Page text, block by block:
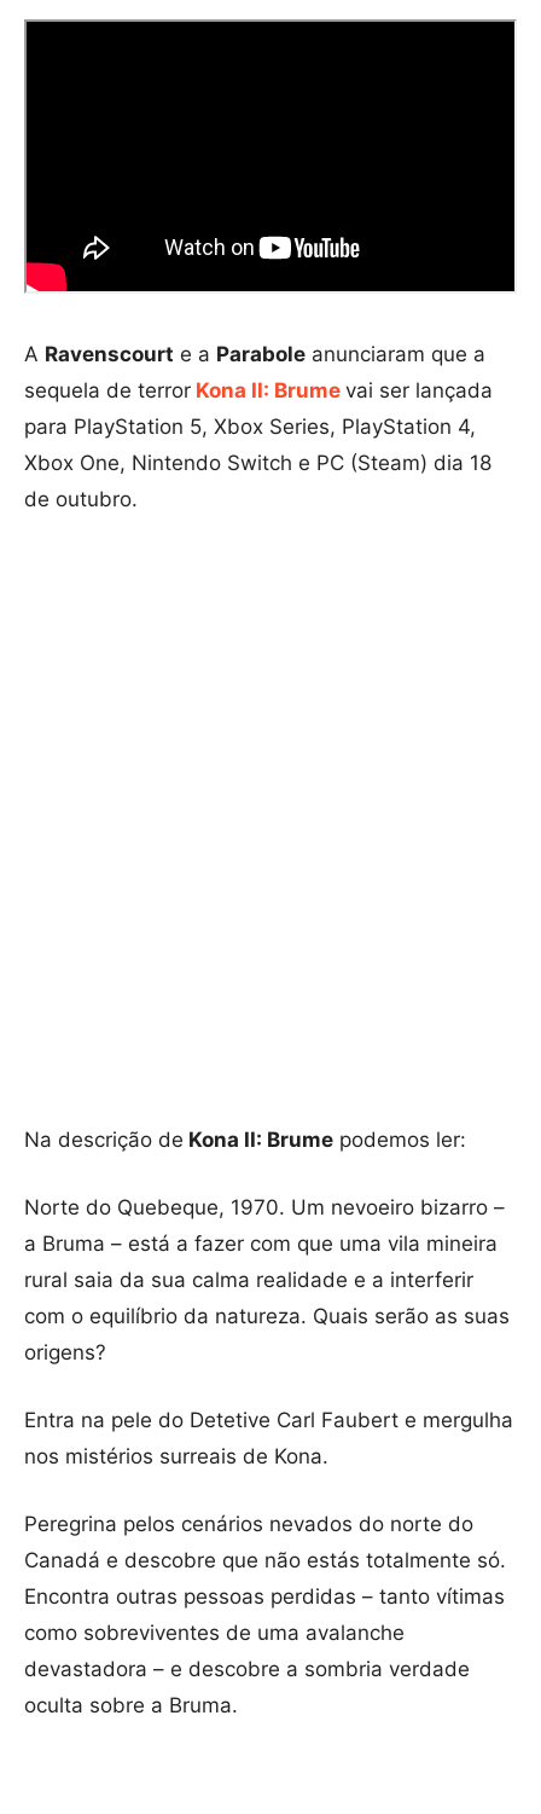
A Ravenscourt e a Parabole anunciaram que a
sequela de terror Kona II: Brume vai ser lançada
para PlayStation 5, Xbox Series, PlayStation 4,
Xbox One, Nintendo Switch e PC (Steam) dia 18
de outubro.
Na descrição de Kona II: Brume podemos ler:
Norte do Quebeque, 1970. Um nevoeiro bizarro –
a Bruma – está a fazer com que uma vila mineira
rural saia da sua calma realidade e a interferir
com o equilíbrio da natureza. Quais serão as suas
origens?
Entra na pele do Detetive Carl Faubert e mergulha
nos mistérios surreais de Kona.
Peregrina pelos cenários nevados do norte do
Canadá e descobre que não estás totalmente só.
Encontra outras pessoas perdidas – tanto vítimas
como sobreviventes de uma avalanche
devastadora – e descobre a sombria verdade
oculta sobre a Bruma.